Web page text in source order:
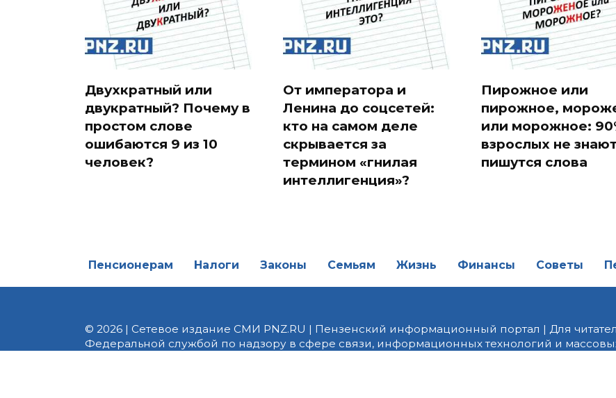
Двухкратный или
двукратный? Почему в
простом слове
ошибаются 9 из 10
человек?
От императора и
Ленина до соцсетей:
кто на самом деле
скрывается за
термином «гнилая
интеллигенция»?
Пирожное или
пирожное,
или морожное:
взрослых не
пишутся слова
Пенсионерам Налоги Законы Семьям Жизнь Финансы Советы
© 2026 | Сетевое издание СМИ PNZ.RU | Пензенский информационный портал | Для
Федеральной службой по надзору в сфере связи, информационных технологий и